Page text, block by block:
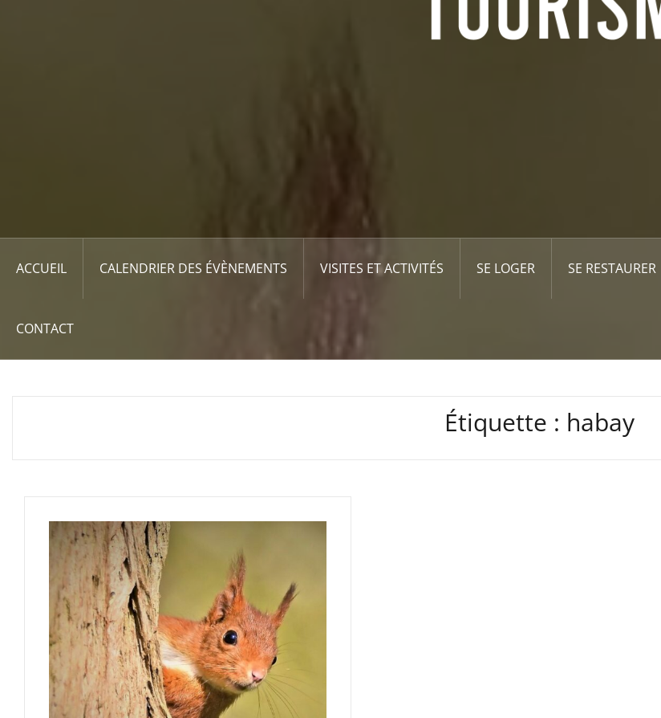
ACCUEIL CALENDRIER DES ÉVÈNEMENTS VISITES ET ACTIVITÉS SE LOGER SE RESTAURER
CONTACT
Étiquette : habay